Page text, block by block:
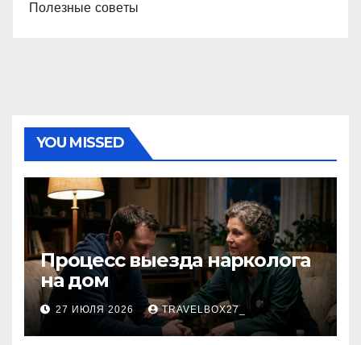
Полезные советы
YOU MISSED
Процесс выезда нарколога
на дом
27 ИЮЛЯ 2026 TRAVELBOX27_